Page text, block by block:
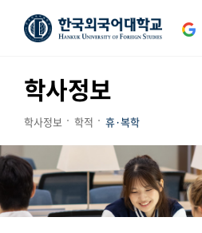
학사정보
학사정보 학적 휴·복학